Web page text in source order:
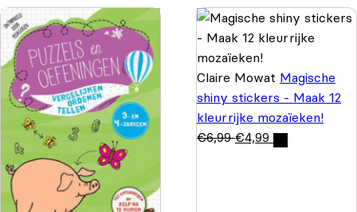
Claire Mowat Magische
shiny stickers - Maak 12
kleurrijke mozaïeken!
€6,99 €4,99